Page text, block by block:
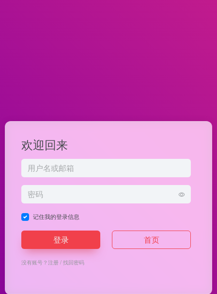
欢迎回来
记住我的登录信息
登录 首页
没有账号？注册/找回密码